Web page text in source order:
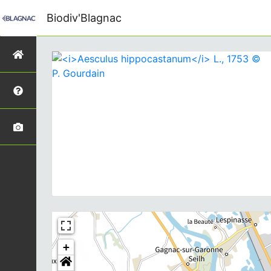
Biodiv'Blagnac
+